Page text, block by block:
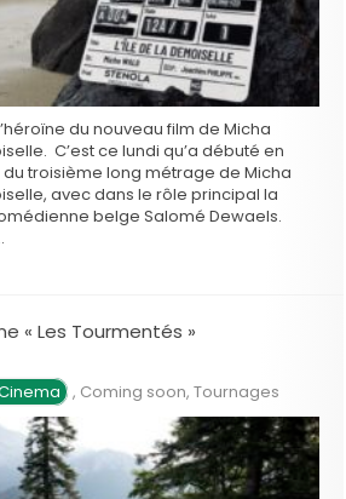
du nouveau film de Micha
C’est ce lundi qu’a débuté en
troisième long métrage de Micha
avec dans le rôle principal la
belge Salomé Dewaels.
« Les Tourmentés »
, Coming soon,Tournages